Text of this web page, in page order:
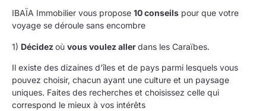
IBAÏA Immobilier vous propose 10 conseils pour que votre
voyage se déroule sans encombre
1) Décidezoù vous voulez allerdans les Caraïbes.
Il existe des dizaines d’îles et de pays parmi lesquels vous
pouvez choisir, chacun ayant une culture et un paysage
uniques. Faites des recherches et choisissez celle qui
correspond le mieux à vos intérêts